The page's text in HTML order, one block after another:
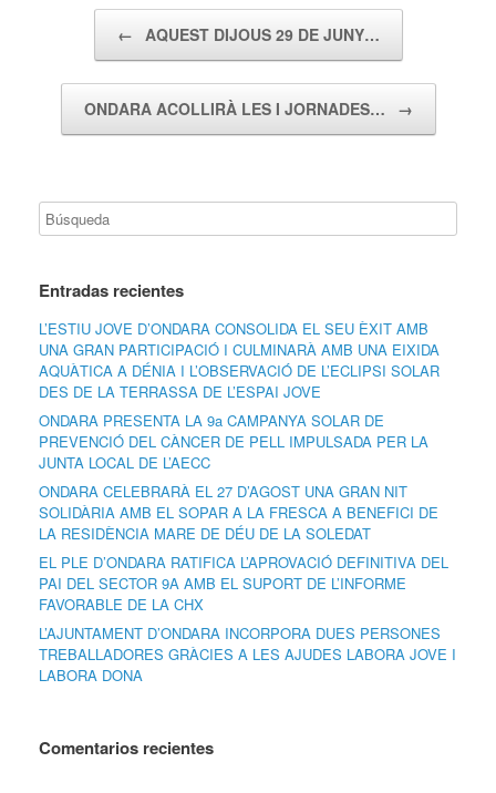
← AQUEST DIJOUS 29 DE JUNY…
ONDARA ACOLLIRÀ LES I JORNADES… →
Entradas recientes
L’ESTIU JOVE D’ONDARA CONSOLIDA EL SEU ÈXIT AMB
UNA GRAN PARTICIPACIÓ I CULMINARÀ AMB UNA EIXIDA
AQUÀTICA A DÉNIA I L’OBSERVACIÓ DE L’ECLIPSI SOLAR
DES DE LA TERRASSA DE L’ESPAI JOVE
ONDARA PRESENTA LA 9a CAMPANYA SOLAR DE
PREVENCIÓ DEL CÀNCER DE PELL IMPULSADA PER LA
JUNTA LOCAL DE L’AECC
ONDARA CELEBRARÀ EL 27 D’AGOST UNA GRAN NIT
SOLIDÀRIA AMB EL SOPAR A LA FRESCA A BENEFICI DE
LA RESIDÈNCIA MARE DE DÉU DE LA SOLEDAT
EL PLE D’ONDARA RATIFICA L’APROVACIÓ DEFINITIVA DEL
PAI DEL SECTOR 9A AMB EL SUPORT DE L’INFORME
FAVORABLE DE LA CHX
L’AJUNTAMENT D’ONDARA INCORPORA DUES PERSONES
TREBALLADORES GRÀCIES A LES AJUDES LABORA JOVE I
LABORA DONA
Comentarios recientes